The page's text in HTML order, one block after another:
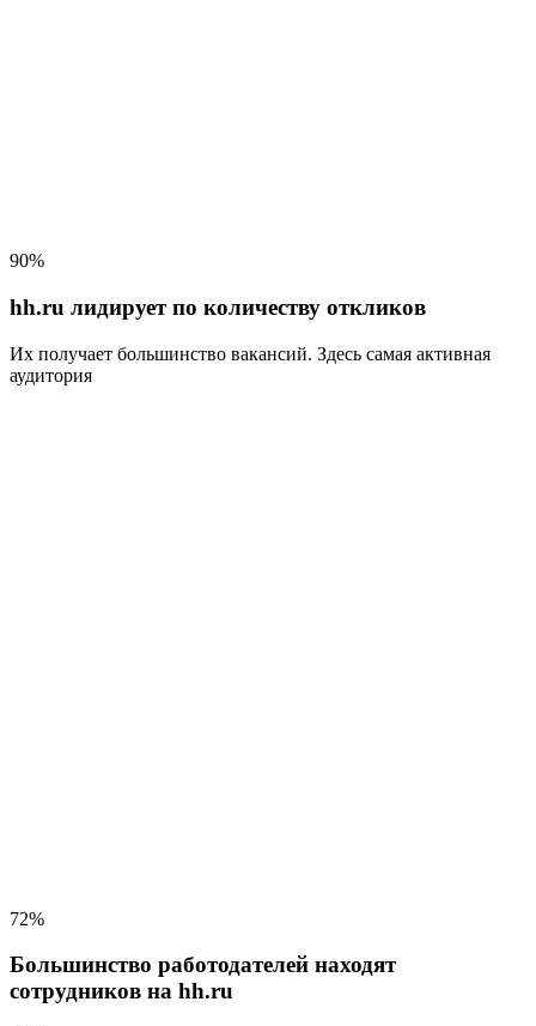
90%
hh.ru лидирует по количеству откликов
Их получает большинство вакансий. Здесь самая активная
аудитория
72%
Большинство работодателей находят
сотрудников на hh.ru